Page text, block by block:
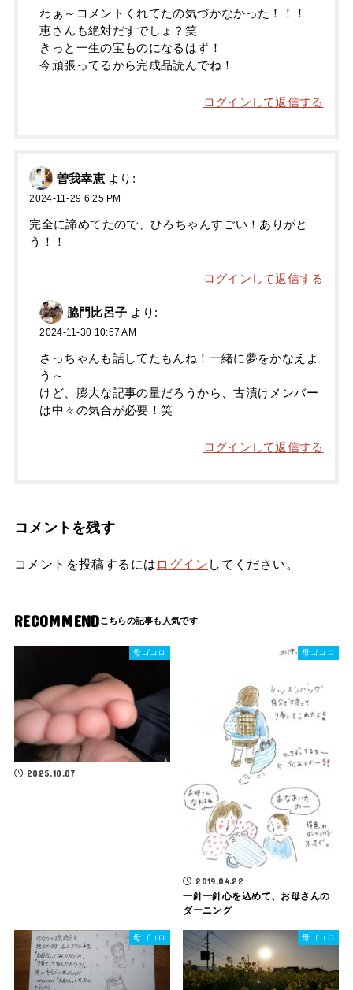
わぁ～コメントくれてたの気づかなかった！！！
恵さんも絶対だすでしょ？笑
きっと一生の宝ものになるはず！
今頑張ってるから完成品読んでね！
ログインして返信する
曽我幸恵 より:
2024-11-29 6:25 PM
完全に諦めてたので、ひろちゃんすごい！ありがと
う！！
ログインして返信する
脇門比呂子 より:
2024-11-30 10:57 AM
さっちゃんも話してたもんね！一緒に夢をかなえよ
う～
けど、膨大な記事の量だろうから、古漬けメンバー
は中々の気合が必要！笑
ログインして返信する
コメントを残す
コメントを投稿するには ログイン してください。
RECOMMEND
母ゴコロ
2025.10.07
母ゴコロ
2019.04.22
一針一針心を込めて、お母さんの
ダーニング
母ゴコロ 母ゴコロ